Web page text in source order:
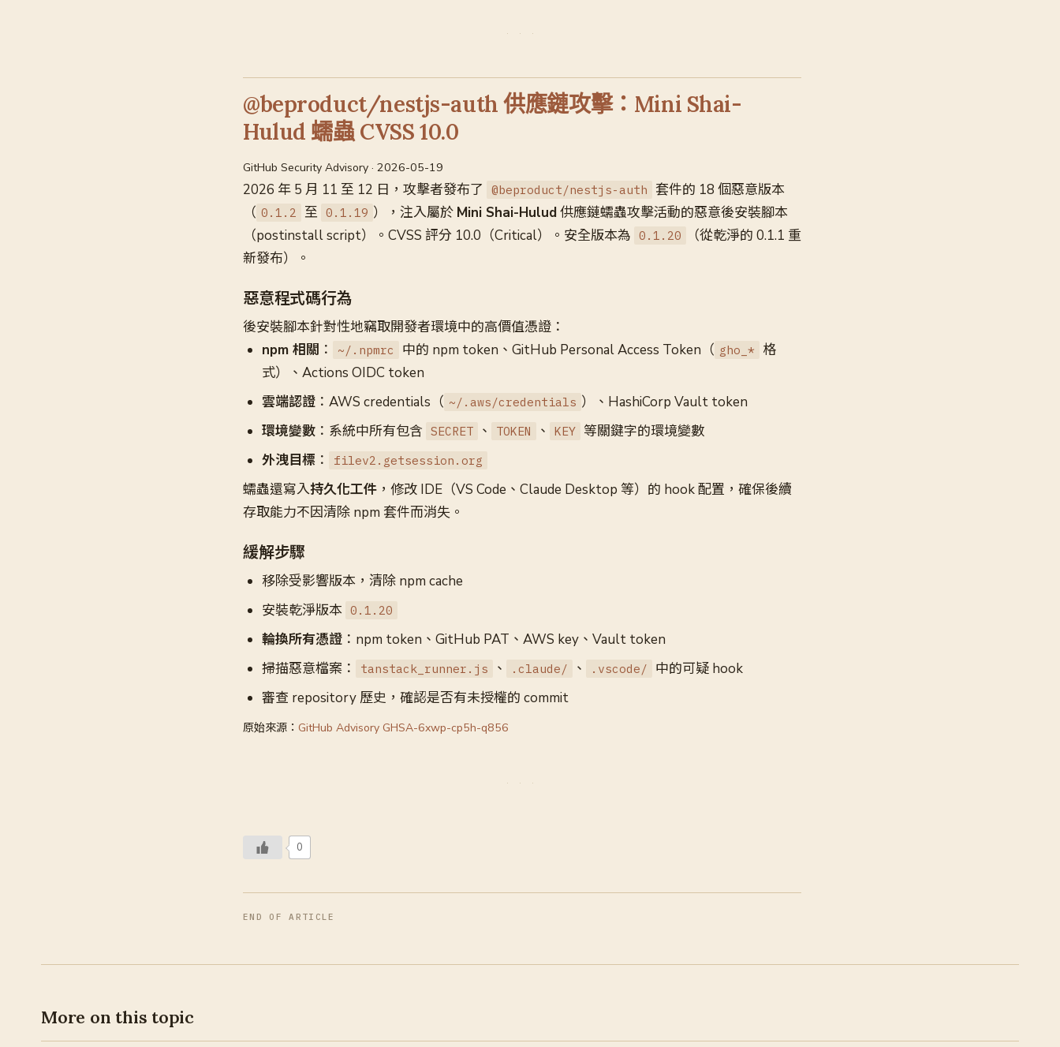
@beproduct/nestjs-auth 供應鏈攻擊：Mini Shai-
Hulud 蠕蟲 CVSS 10.0
GitHub Security Advisory · 2026-05-19
2026 年 5 月 11 至 12 日，攻擊者發布了 @beproduct/nestjs-auth
套件的 18 個惡意版本
（ 0.1.2 至 0.1.19 ），注入屬於 Mini Shai-Hulud供應鏈蠕蟲攻擊活動的惡意後安裝腳本
（postinstall script）。CVSS 評分 10.0（Critical）。安全版本為 0.1.20
（從乾淨的 0.1.1 重
新發布）。
惡意程式碼行為
後安裝腳本針對性地竊取開發者環境中的高價值憑證：
npm 相關 ： ~/.npmrc 中的 npm token、GitHub Personal Access Token（ gho_*
格
式）、Actions OIDC token
雲端認證 ：AWS credentials（ ~/.aws/credentials ）、HashiCorp Vault token
環境變數 ：系統中所有包含 SECRET 、 TOKEN 、 KEY 等關鍵字的環境變數
外洩目標 ： filev2.getsession.org
蠕蟲還寫入持久化工件 ，修改 IDE（VS Code、Claude Desktop 等）的 hook 配置，確保後續
存取能力不因清除 npm 套件而消失。
緩解步驟
移除受影響版本，清除 npm cache
安裝乾淨版本 0.1.20
輪換所有憑證 ：npm token、GitHub PAT、AWS key、Vault token
掃描惡意檔案：
tanstack_runner.js 、 .claude/ 、 .vscode/
中的可疑 hook
審查 repository 歷史，確認是否有未授權的 commit
原始來源： GitHub Advisory GHSA-6xwp-cp5h-q856
0
END OF ARTICLE
More on this topic